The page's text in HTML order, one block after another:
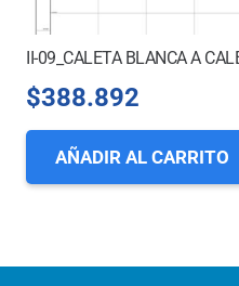
II-09_CALETA BLANCA A
$388.892
AÑADIR AL CARRITO